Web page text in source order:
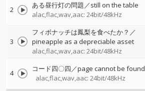
2
ある昼行灯の問題／still on the table
alac,flac,wav,aac: 24bit/48kHz
3
フィボナッチは鳳梨を食べたか？／
pineapple as a depreciable asset
alac,flac,wav,aac: 24bit/48kHz
4
コード四〇四／page cannot be found
alac,flac,wav,aac: 24bit/48kHz